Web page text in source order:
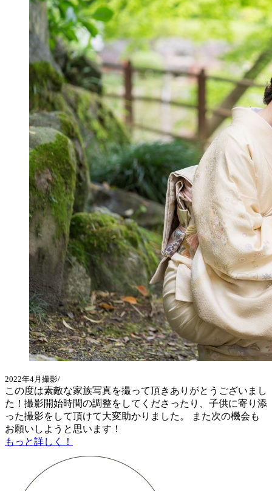
2022年4月撮影/
この度は素敵な家族写真を撮って頂きありがとうございまし
た！撮影開始時間の調整をしてくださったり、子供に寄り添
った撮影をして頂けて大変助かりました。 また次の機会も
お願いしようと思います！
もっと詳しく！